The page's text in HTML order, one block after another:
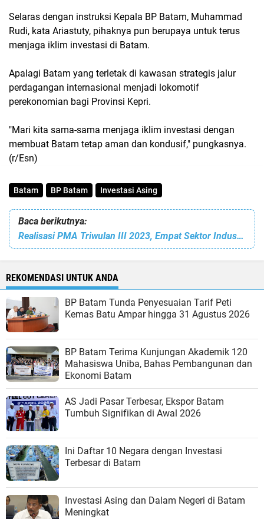
Selaras dengan instruksi Kepala BP Batam, Muhammad
Rudi, kata Ariastuty, pihaknya pun berupaya untuk terus
menjaga iklim investasi di Batam.
Apalagi Batam yang terletak di kawasan strategis jalur
perdagangan internasional menjadi lokomotif
perekonomian bagi Provinsi Kepri.
"Mari kita sama-sama menjaga iklim investasi dengan
membuat Batam tetap aman dan kondusif," pungkasnya.
(r/Esn)
Batam BP Batam Investasi Asing
Baca berikutnya:
Realisasi PMA Triwulan III 2023, Empat Sektor Industri di Batam Tumbuh Signifikan
REKOMENDASI UNTUK ANDA
BP Batam Tunda Penyesuaian Tarif Peti
Kemas Batu Ampar hingga 31 Agustus 2026
BP Batam Terima Kunjungan Akademik 120
Mahasiswa Uniba, Bahas Pembangunan dan
Ekonomi Batam
AS Jadi Pasar Terbesar, Ekspor Batam
Tumbuh Signifikan di Awal 2026
Ini Daftar 10 Negara dengan Investasi
Terbesar di Batam
Investasi Asing dan Dalam Negeri di Batam
Meningkat